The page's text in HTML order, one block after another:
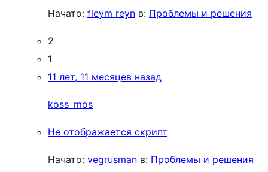
Начато: fleym reyn в: Проблемы и решения
2
1
11 лет, 11 месяцев назад
koss_mos
Не отображается скрипт
Начато: vegrusman в: Проблемы и решения